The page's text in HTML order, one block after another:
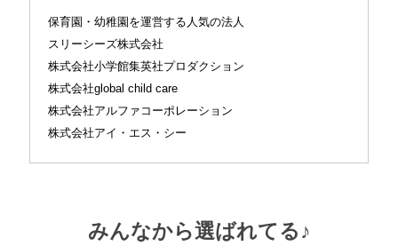
保育園・幼稚園を運営する人気の法人
スリーシーズ株式会社
株式会社小学館集英社プロダクション
株式会社global child care
株式会社アルファコーポレーション
株式会社アイ・エス・シー
みんなから選ばれてる♪